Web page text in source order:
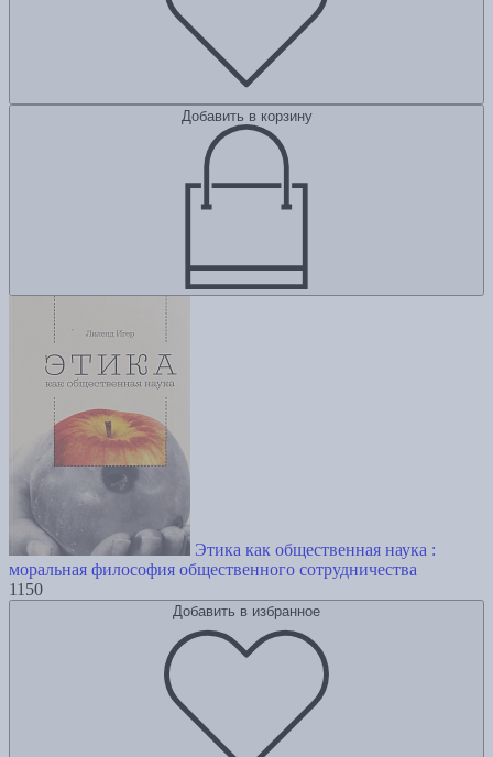
Добавить в корзину
Этика как общественная наука :
моральная философия общественного сотрудничества
1150
Добавить в избранное